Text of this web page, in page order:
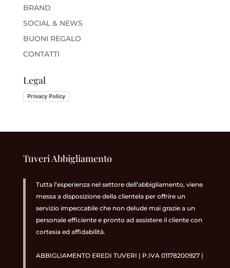
BRAND
SOCIAL & NEWS
BUONI REGALO
CONTATTI
Legal
Privacy Policy
Tuveri Abbigliamento
Tutta l’esperienza nel settore dell’abbigliamento, viene
messa a disposizione della clientela per offrire un
servizio impeccabile che non delude mai grazie a un
personale efficiente e pronto ad assistere il cliente con
cortesia ed affidabilità.
ABBIGLIAMENTO EREDI TUVERI | P.IVA 01178200927 |